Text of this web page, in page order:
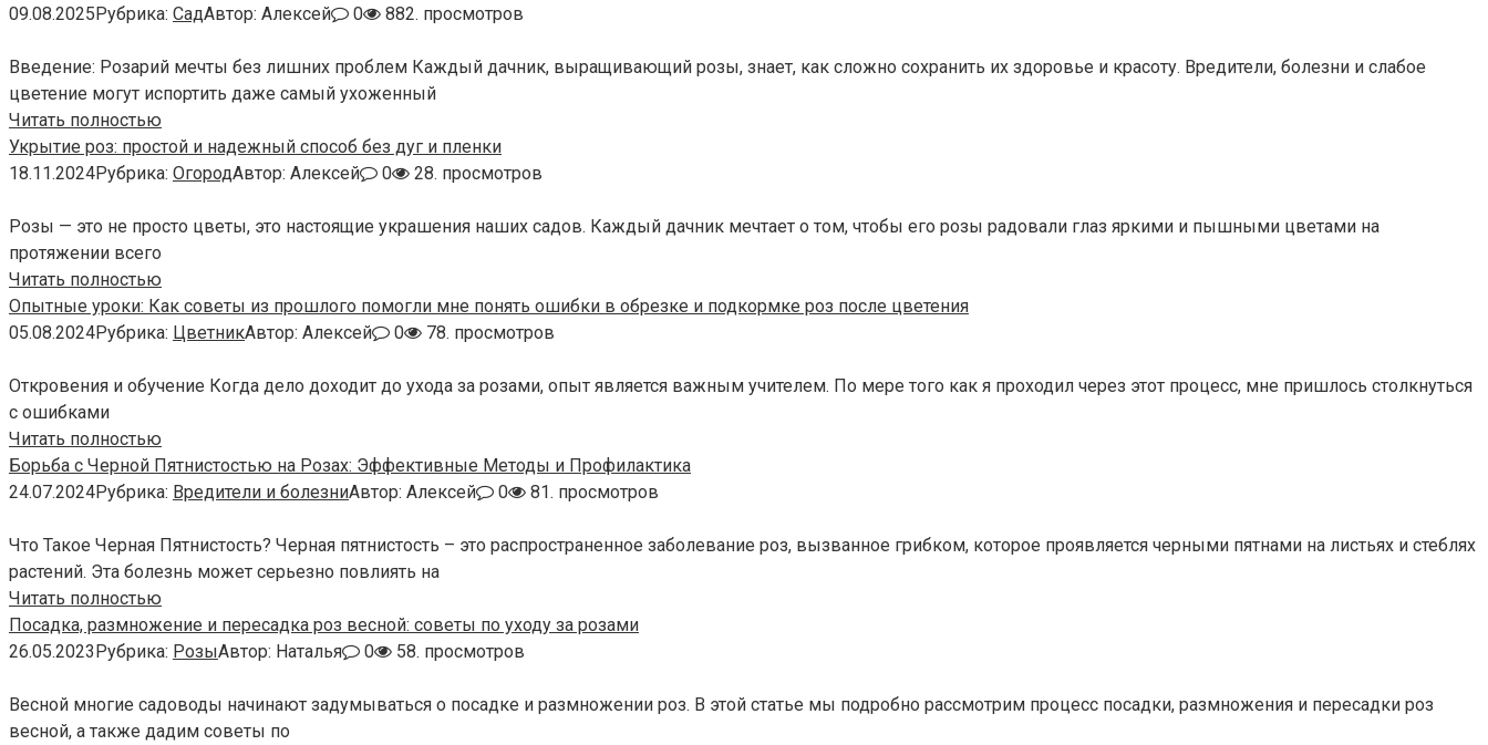
09.08.2025Рубрика: СадАвтор: Алексей 0 882. просмотров
Введение: Розарий мечты без лишних проблем Каждый дачник, выращивающий розы, знает, как сложно сохранить их здоровье и красоту. Вредители, болезни и слабое
цветение могут испортить даже самый ухоженный
Читать полностью
Укрытие роз: простой и надежный способ без дуг и пленки
18.11.2024Рубрика: ОгородАвтор: Алексей 0 28. просмотров
Розы — это не просто цветы, это настоящие украшения наших садов. Каждый дачник мечтает о том, чтобы его розы радовали глаз яркими и пышными цветами на
протяжении всего
Читать полностью
Опытные уроки: Как советы из прошлого помогли мне понять ошибки в обрезке и подкормке роз после цветения
05.08.2024Рубрика: ЦветникАвтор: Алексей 0 78. просмотров
Откровения и обучение Когда дело доходит до ухода за розами, опыт является важным учителем. По мере того как я проходил через этот процесс, мне пришлось столкнуться
с ошибками
Читать полностью
Борьба с Черной Пятнистостью на Розах: Эффективные Методы и Профилактика
24.07.2024Рубрика: Вредители и болезниАвтор: Алексей 0 81. просмотров
Что Такое Черная Пятнистость? Черная пятнистость – это распространенное заболевание роз, вызванное грибком, которое проявляется черными пятнами на листьях и стеблях
растений. Эта болезнь может серьезно повлиять на
Читать полностью
Посадка, размножение и пересадка роз весной: советы по уходу за розами
26.05.2023Рубрика: РозыАвтор: Наталья 0 58. просмотров
Весной многие садоводы начинают задумываться о посадке и размножении роз. В этой статье мы подробно рассмотрим процесс посадки, размножения и пересадки роз
весной, а также дадим советы по